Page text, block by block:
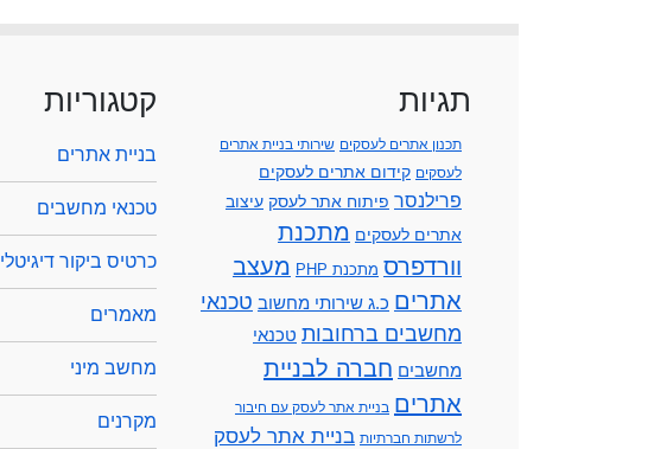
תגיות
תכנון אתרים לעסקים שירותי בניית אתרים
לעסקים קידום אתרים לעסקים
פרילנסר פיתוח אתר לעסק עיצוב
אתרים לעסקים מתכנת
וורדפרס מתכנת PHP
מעצב
אתרים כ.ג שירותי מחשוב טכנאי
מחשבים ברחובות טכנאי
מחשבים חברה לבניית
אתרים בניית אתר לעסק עם חיבור
לרשתות חברתיות בניית אתר לעסק
קטגוריות
בניית אתרים
טכנאי מחשבים
כרטיס ביקור דיגיטלי
מאמרים
מחשב מיני
מקרנים